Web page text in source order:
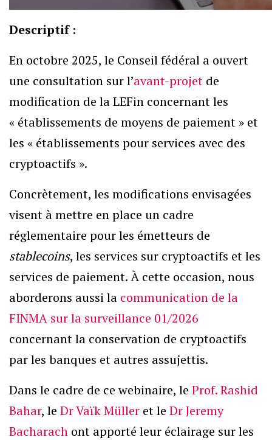
Descriptif :
En octobre 2025, le Conseil fédéral a ouvert
une consultation sur l’avant-projet de
modification de la LEFin concernant les
« établissements de moyens de paiement » et
les « établissements pour services avec des
cryptoactifs ».
Concrètement, les modifications envisagées
visent à mettre en place un cadre
réglementaire pour les émetteurs de
stablecoins, les services sur cryptoactifs et les
services de paiement. À cette occasion, nous
aborderons aussi la communication de la
FINMA sur la surveillance 01/2026
concernant la conservation de cryptoactifs
par les banques et autres assujettis.
Dans le cadre de ce webinaire, le Prof. Rashid
Bahar, le Dr Vaïk Müller et le Dr Jeremy
Bacharach ont apporté leur éclairage sur les